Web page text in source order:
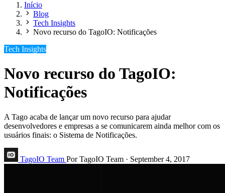
Início
Blog
Tech Insights
Novo recurso do TagoIO: Notificações
Tech Insights
Novo recurso do TagoIO:
Notificações
A Tago acaba de lançar um novo recurso para ajudar
desenvolvedores e empresas a se comunicarem ainda melhor com os
usuários finais: o Sistema de Notificações.
TagoIO Team Por TagoIO Team · September 4, 2017